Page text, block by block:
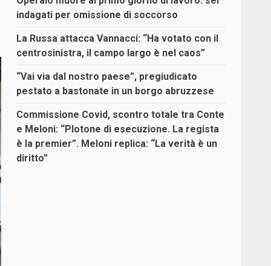
indagati per omissione di soccorso
La Russa attacca Vannacci: “Ha votato con il
centrosinistra, il campo largo è nel caos”
“Vai via dal nostro paese”, pregiudicato
pestato a bastonate in un borgo abruzzese
Commissione Covid, scontro totale tra Conte
e Meloni: “Plotone di esecuzione. La regista
è la premier”. Meloni replica: “La verità è un
diritto”